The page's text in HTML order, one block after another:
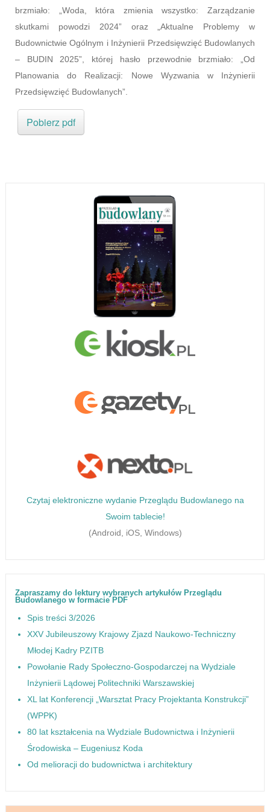
brzmiało: „Woda, która zmienia wszystko: Zarządzanie
skutkami powodzi 2024” oraz „Aktualne Problemy w
Budownictwie Ogólnym i Inżynierii Przedsięwzięć Budowlanych
– BUDIN 2025”, której hasło przewodnie brzmiało: „Od
Planowania do Realizacji: Nowe Wyzwania w Inżynierii
Przedsięwzięć Budowlanych”.
Pobierz pdf
Czytaj elektroniczne wydanie Przeglądu Budowlanego na
Swoim tablecie!
(Android, iOS, Windows)
Zapraszamy do lektury wybranych artykułów Przeglądu
Budowlanego w formacie PDF
Spis treści 3/2026
XXV Jubileuszowy Krajowy Zjazd Naukowo-Techniczny
Młodej Kadry PZITB
Powołanie Rady Społeczno-Gospodarczej na Wydziale
Inżynierii Lądowej Politechniki Warszawskiej
XL lat Konferencji „Warsztat Pracy Projektanta Konstrukcji”
(WPPK)
80 lat kształcenia na Wydziale Budownictwa i Inżynierii
Środowiska – Eugeniusz Koda
Od melioracji do budownictwa i architektury